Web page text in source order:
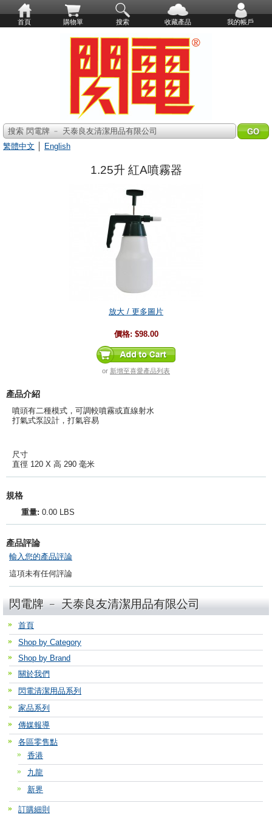
首頁 購物單 搜索 收藏產品 我的帳戶
搜索 閃電牌 ﹣ 天泰良友清潔用品有限公司
繁體中文
English
1.25升 紅A噴霧器
放大 / 更多圖片
價格: $98.00
or 新增至喜愛產品列表
產品介紹
噴頭有二種模式，可調較噴霧或直線射水
打氣式泵設計，打氣容易
尺寸
直徑 120 X 高 290 毫米
規格
重量: 0.00 LBS
產品評論
輸入您的產品評論
這項未有任何評論
閃電牌 ﹣ 天泰良友清潔用品有限公司
首頁
Shop by Category
Shop by Brand
關於我們
閃電清潔用品系列
家品系列
傳媒報導
各區零售點
香港
九龍
新界
訂購細則